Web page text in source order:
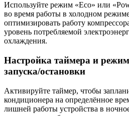
Используйте режим «Eco» или
во время работы в холодном
оптимизировать работу
уровень потребляемой
охлаждения.
Настройка таймера и
запуска/остановки
Активируйте таймер, чтобы
кондиционера на определённое
лишней работы устройства в